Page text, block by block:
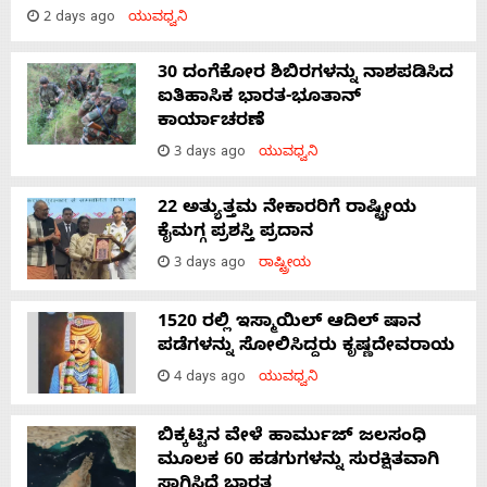
2 days ago ಯುವಧ್ವನಿ
30 ದಂಗೆಕೋರ ಶಿಬಿರಗಳನ್ನು ನಾಶಪಡಿಸಿದ
ಐತಿಹಾಸಿಕ ಭಾರತ-ಭೂತಾನ್
ಕಾರ್ಯಾಚರಣೆ
3 days ago ಯುವಧ್ವನಿ
22 ಅತ್ಯುತ್ತಮ ನೇಕಾರರಿಗೆ ರಾಷ್ಟ್ರೀಯ
ಕೈಮಗ್ಗ ಪ್ರಶಸ್ತಿ ಪ್ರದಾನ
3 days ago ರಾಷ್ಟ್ರೀಯ
1520 ರಲ್ಲಿ ಇಸ್ಮಾಯಿಲ್ ಆದಿಲ್ ಷಾನ
ಪಡೆಗಳನ್ನು ಸೋಲಿಸಿದ್ದರು ಕೃಷ್ಣದೇವರಾಯ
4 days ago ಯುವಧ್ವನಿ
ಬಿಕ್ಕಟ್ಟಿನ ವೇಳೆ ಹಾರ್ಮುಜ್ ಜಲಸಂಧಿ
ಮೂಲಕ 60 ಹಡಗುಗಳನ್ನು ಸುರಕ್ಷಿತವಾಗಿ